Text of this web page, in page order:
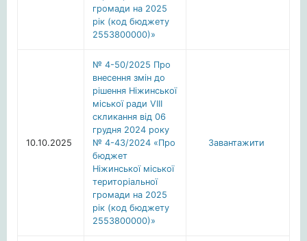
громади на 2025
рік (код бюджету
2553800000)»
10.10.2025
№ 4-50/2025 Про
внесення змін до
рішення Ніжинської
міської ради VІІІ
скликання від 06
грудня 2024 року
№ 4-43/2024 «Про
бюджет
Ніжинської міської
територіальної
громади на 2025
рік (код бюджету
2553800000)»
Завантажити